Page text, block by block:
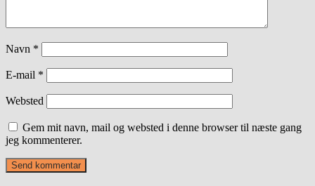
Navn *
E-mail *
Websted
Gem mit navn, mail og websted i denne browser til næste gang
jeg kommenterer.